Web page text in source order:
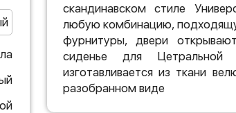
скандинавском стиле
любую комбинацию,
фурнитуры, двери
сиденье для
изготавливается из ткани
разобранном виде